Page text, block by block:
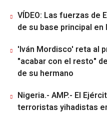
VÍDEO: Las fuerzas de
de su base principal en
'Iván Mordisco' reta al
"acabar con el resto"
de su hermano
Nigeria.- AMP.- El
terroristas yihadistas